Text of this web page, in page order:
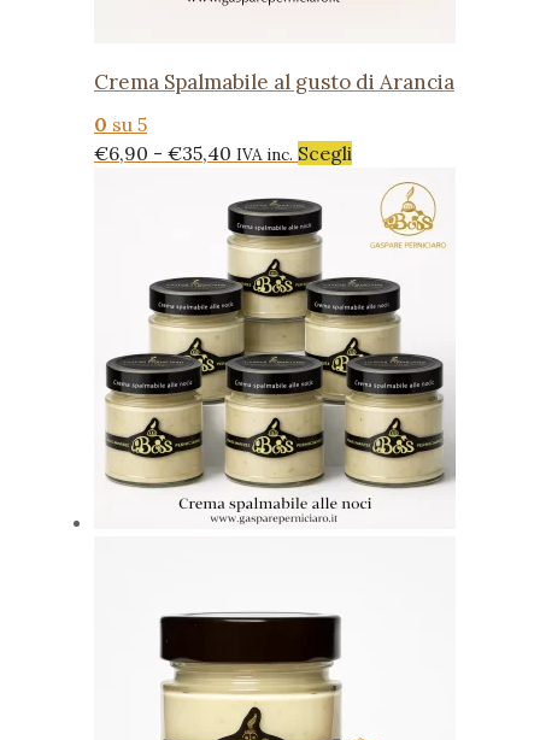
Crema Spalmabile al gusto di Arancia
0 su 5
€6,90 - €35,40 Fascia
prezzo:
da
€6,90
a
€35,40
IVA inc. Scegli
prodotto
più
Le
opzioni
possono
essere
scelte
nella
pagina
del